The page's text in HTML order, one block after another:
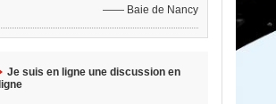
—— Baie de Nancy
Je suis en ligne une discussion en
ligne